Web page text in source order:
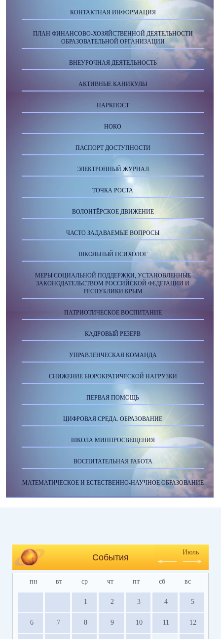
КОНТАКТНАЯ ИНФОРМАЦИЯ
ПЛАН ФИНАНСОВО-ХОЗЯЙСТВЕННОЙ ДЕЯТЕЛЬНОСТИ
ОБРАЗОВАТЕЛЬНОЙ ОРГАНИЗАЦИИ
ВНЕУРОЧНАЯ ДЕЯТЕЛЬНОСТЬ
АКТИВНЫЕ КАНИКУЛЫ
НАРКПОСТ
НОКО
ПАСПОРТ ДОСТУПНОСТИ
ЭЛЕКТРОННЫЙ ЖУРНАЛ
ТОЧКА РОСТА
ВОЛОНТЁРСКОЕ ДВИЖЕНИЕ
ЧАСТО ЗАДАВАЕМЫЕ ВОПРОСЫ
ШКОЛЬНЫЙ ПСИХОЛОГ
МЕРЫ СОЦИАЛЬНОЙ ПОДДЕРЖКИ, УСТАНОВЛЕННЫЕ
ЗАКОНОДАТЕЛЬСТВОМ РОССИЙСКОЙ ФЕДЕРАЦИИ И
РЕСПУБЛИКИ КРЫМ
ПАТРИОТИЧЕСКОЕ ВОСПИТАНИЕ
КАДРОВЫЙ РЕЗЕРВ
УПРАВЛЕНЧЕСКАЯ КОМАНДА
СНИЖЕНИЕ БЮРОКРАТИЧЕСКОЙ НАГРУЗКИ
ПЕРВАЯ ПОМОЩЬ
ЦИФРОВАЯ СРЕДА. ОБРАЗОВАНИЕ
ШКОЛА МИНПРОСВЕЩЕНИЯ
ВОСПИТАТЕЛЬНАЯ РАБОТА
МАТЕМАТИЧЕСКОЕ И ЕСТЕСТВЕННО-НАУЧНОЕ ОБРАЗОВАНИЕ
События
Июль
пн вт ср чт пт сб вс
1 2 3 4 5
6 7 8 9 10 11 12